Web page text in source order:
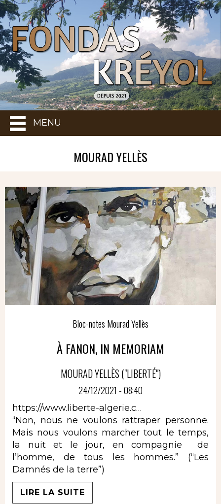
MENU
MOURAD YELLÈS
Bloc-notes Mourad Yellès
À FANON, IN MEMORIAM
MOURAD YELLÈS ("LIBERTÉ")
24/12/2021 - 08:40
https://www.liberte-algerie.c…
“Non, nous ne voulons rattraper personne.
Mais nous voulons marcher tout le temps,
la nuit et le jour, en compagnie de
l’homme, de tous les hommes.” (“Les
Damnés de la terre”)
LIRE LA SUITE